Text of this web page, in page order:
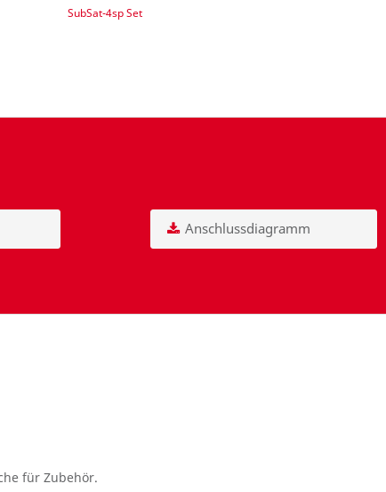
SubSat-4sp Set
Anschlussdiagramm
für Zubehör.